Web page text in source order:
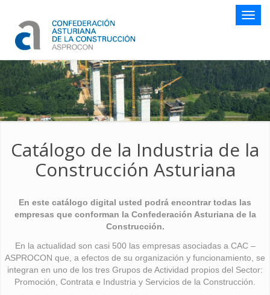
Botón
Catálogo de la Industria de la
Construcción Asturiana
En este catálogo digital usted podrá encontrar todas las
empresas que conforman la Confederación Asturiana de la
Construcción.
En la actualidad son casi 500 las empresas asociadas a CAC –
ASPROCON que, a efectos de su organización y funcionamiento, se
integran en uno de los tres Grupos de Actividad propios del Sector:
Promoción, Contrata e Industria y Servicios de la Construcción.